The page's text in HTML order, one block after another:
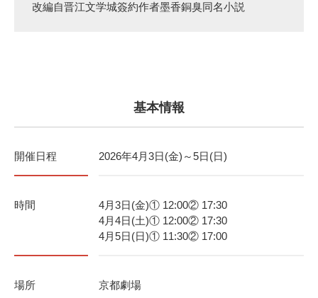
改編自晋江文学城簽約作者墨香銅臭同名小説
基本情報
開催日程 2026年4月3日(金)～5日(日)
時間
4月3日(金)① 12:00② 17:30
4月4日(土)① 12:00② 17:30
4月5日(日)① 11:30② 17:00
場所 京都劇場